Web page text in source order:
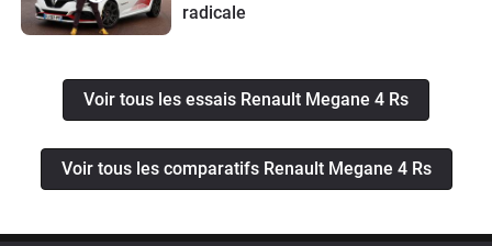
radicale
Voir tous les essais Renault Megane 4 Rs
Voir tous les comparatifs Renault Megane 4 Rs